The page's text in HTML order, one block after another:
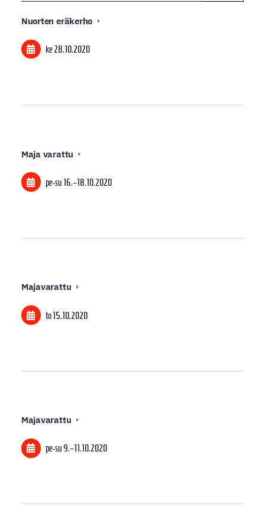
Nuorten eräkerho
ke 28.10.2020
Maja varattu
pe-su 16.–18.10.2020
Majavarattu
to 15.10.2020
Majavarattu
pe-su 9.–11.10.2020